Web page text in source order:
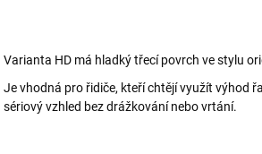
Varianta HD má hladký třecí povrch ve stylu
Je vhodná pro řidiče, kteří chtějí využít výhod
sériový vzhled bez drážkování nebo vrtání.